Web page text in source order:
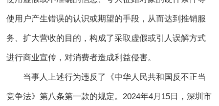
使用户产生错误的认识或期望的手段，从而达到推销服
务、扩大营收的目的，构成了采取虚假或引人误解方式
进行商业宣传，对消费者造成利益侵害。
当事人上述行为违反了《中华人民共和国反不正当
竞争法》第八条第一款的规定。2024年4月15日，深圳市